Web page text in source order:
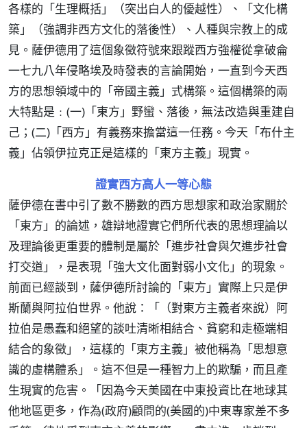
各樣的「生理概括」（突出白人的優越性）、「文化構
築」（強調非西方文化的落後性）、人種與宗教上的成
見。薩伊德用了這個象徵符號來跟蹤西方強權從拿破侖
一七九八年侵略埃及時發表的言論開始，一直到今天西
方的思想領域中的「帝國主義」式構築。這個構築的兩
大特點是﹕(一)「東方」野蠻、落後，無法改造與重建自
己；(二)「西方」有義務來擔當這一任務。今天「布什主
義」佔領伊拉克正是這樣的「東方主義」現實。
證實西方高人一等心態
薩伊德在書中引了數不勝數的西方思想家和政治家關於
「東方」的論述，雄辯地證實它們所代表的思想理論以
及理論後更重要的體制是屬於「進步社會與欠進步社會
打交道」，是表現「強大文化面對弱小文化」的現象。
前面已經談到，薩伊德所討論的「東方」實際上只是伊
斯蘭與阿拉伯世界。他說：「（對東方主義者來說）阿
拉伯是愚蠢和絕望的談吐清晰相結合、貧窮和走極端相
結合的象徵」，這樣的「東方主義」被他稱為「思想意
識的虛構體系」。這不但是一種智力上的欺騙，而且產
生現實的危害。「因為今天美國在中東投資比在地球其
他地區更多，作為(政府)顧問的(美國的)中東專家差不多